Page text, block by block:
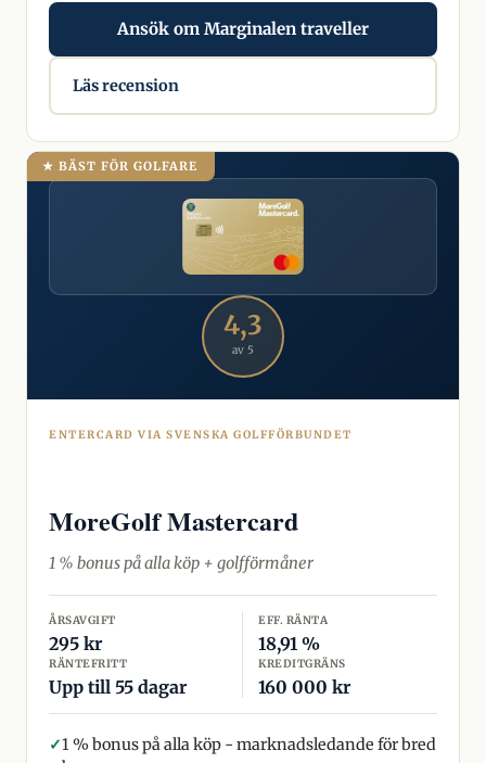
Ansök om Marginalen traveller
Läs recension
★ BÄST FÖR GOLFARE
4,3
av 5
ENTERCARD VIA SVENSKA GOLFFÖRBUNDET
MoreGolf Mastercard
1 % bonus på alla köp + golfförmåner
ÅRSAVGIFT
295 kr
EFF. RÄNTA
18,91 %
RÄNTEFRITT
Upp till 55 dagar
KREDITGRÄNS
160 000 kr
✓1 % bonus på alla köp - marknadsledande för bred